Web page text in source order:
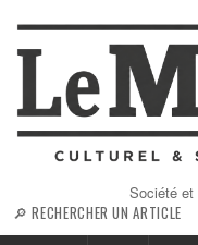
Société et
🔎 RECHERCHER UN ARTICLE